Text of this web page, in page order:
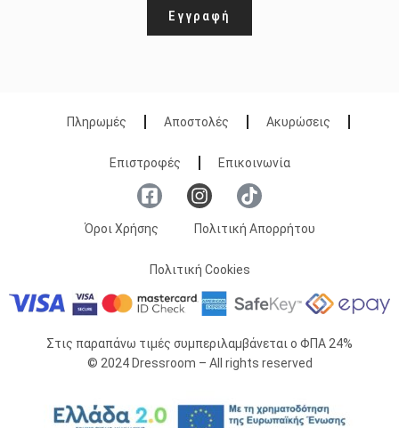
Εγγραφή
Πληρωμές Αποστολές Ακυρώσεις
Επιστροφές Επικοινωνία
Όροι Χρήσης Πολιτική Απορρήτου
Πολιτική Cookies
Στις παραπάνω τιμές συμπεριλαμβάνεται ο ΦΠΑ 24%
© 2024 Dressroom – All rights reserved